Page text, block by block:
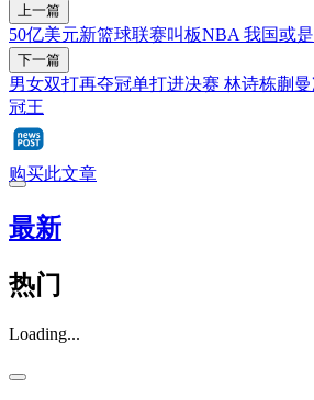
上一篇
50亿美元新篮球联赛叫板NBA 我国或
下一篇
男女双打再夺冠单打进决赛 林诗栋蒯
冠王
购买此文章
最新
热门
Loading...